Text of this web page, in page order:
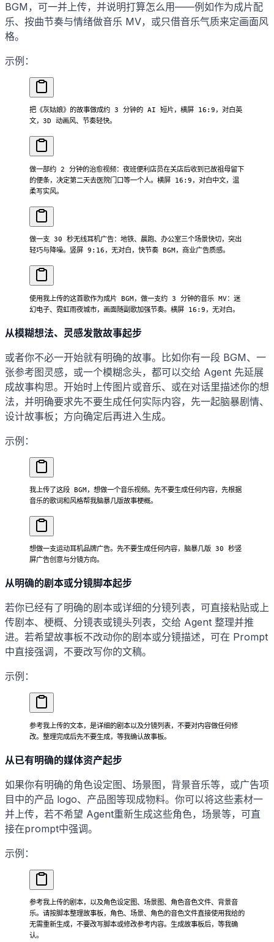
BGM，可一并上传，并说明打算怎么用——例如作为成片配
乐、按曲节奏与情绪做音乐 MV，或只借音乐气质来定画面风
格。
示例：
把《灰姑娘》的故事做成约 3 分钟的 AI 短片，横屏 16:9，对白英
文，3D 动画风、节奏轻快。
做一部约 2 分钟的治愈视频：夜班便利店员在关店后收到已故祖母留下
的便条，决定第二天去医院门口等一个人。横屏 16:9，对白中文，温
柔写实风。
做一支 30 秒无线耳机广告：地铁、晨跑、办公室三个场景快切，突出
轻巧与降噪。竖屏 9:16，无对白，快节奏 BGM，商业广告质感。
使用我上传的这首歌作为成片 BGM，做一支约 3 分钟的音乐 MV：迷
幻电子、霓虹雨夜城市，画面随副歌加强节奏。横屏 16:9，无对白。
从模糊想法、灵感发散故事起步
或者你不必一开始就有明确的故事。比如你有一段 BGM、一
张参考图灵感，或一个模糊念头，都可以交给 Agent 先延展
成故事构思。开始时上传图片或音乐、或在对话里描述你的想
法，并明确要求先不要生成任何实际内容，先一起脑暴剧情、
设计故事板；方向确定后再进入生成。
示例：
我上传了这段 BGM，想做一个音乐视频。先不要生成任何内容，先根据
音乐的歌词和风格帮我脑暴几版故事梗概。
想做一支运动耳机品牌广告。先不要生成任何内容，脑暴几版 30 秒竖
屏广告创意与分镜方向。
从明确的剧本或分镜脚本起步
若你已经有了明确的剧本或详细的分镜列表，可直接粘贴或上
传剧本、梗概、分镜表或镜头列表，交给 Agent 整理并推
进。若希望故事板不改动你的剧本或分镜描述，可在 Prompt
中直接强调，不要改写你的文稿。
示例：
参考我上传的文本，是详细的剧本以及分镜列表，不要对内容做任何修
改。整理完成后先不要生成，等我确认故事板。
从已有明确的媒体资产起步
如果你有明确的角色设定图、场景图，背景音乐等，或广告项
目中的产品 logo、产品图等现成物料。你可以将这些素材一
并上传，若不希望 Agent重新生成这些角色，场景等，可直
接在prompt中强调。
示例：
参考我上传的剧本，以及角色设定图、场景图、角色音色文件、背景音
乐。请按脚本整理故事板，角色、场景、角色的音色文件直接使用我给的
无需重新生成，不要改写脚本或修改参考内容。生成故事板后，等我确
认。